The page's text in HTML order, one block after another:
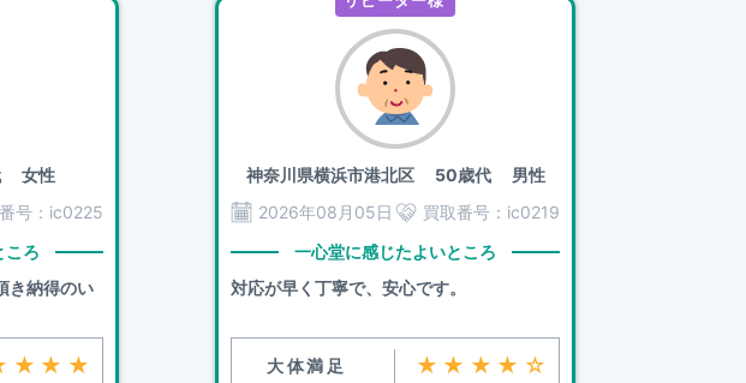
女性
号： ic0225
ころ
き納得のい
神奈川県横浜市港北区50歳代 男性
2026年08月05日
買取番号： ic0219
一心堂に感じたよいところ
対応が早く丁寧で、安心です。
大体満足 ★★★★☆